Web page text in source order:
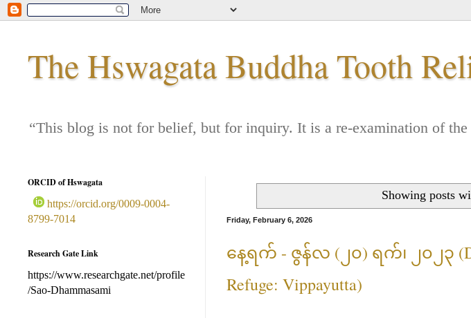
The Hswagata Buddha Tooth
“This blog is not for belief, but for inquiry. It is a re-examination of
Showing posts
Friday, February 6, 2026
နေ့ရက် - ဇွန်လ (၂၀) ရက်၊ ၂၀၂၃
Refuge: Vippayutta)
ORCID of Hswagata
https://orcid.org/0009-0004-
8799-7014
Research Gate Link
https://www.researchgate.net/profile
/Sao-Dhammasami